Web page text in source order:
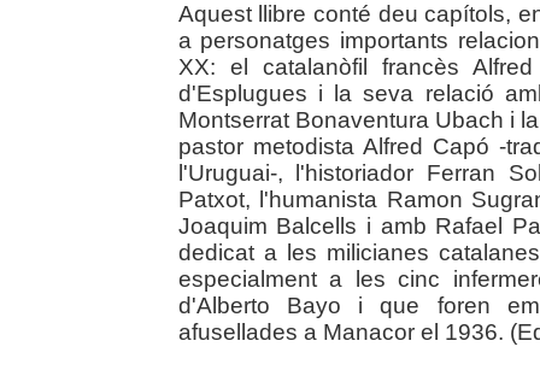
Aquest llibre conté deu capítols,
a personatges importants
XX: el catalanòfil francès
d'Esplugues i la seva relació
Montserrat Bonaventura Ubach i
pastor metodista Alfred Capó -
l'Uruguai-, l'historiador Ferran
Patxot, l'humanista Ramon
Joaquim Balcells i amb Rafael
dedicat a les milicianes
especialment a les cinc
d'Alberto Bayo i que foren
afusellades a Manacor el 1936.